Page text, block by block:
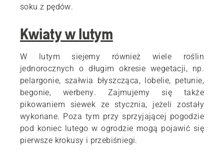
soku z pędów.
Kwiaty w lutym
W lutym siejemy również wiele roślin
jednorocznych o długim okresie wegetacji, np.
pelargonie, szałwia błyszcząca, lobelie, petunie,
begonie, werbeny. Zajmujemy się także
pikowaniem siewek ze stycznia, jeżeli zostały
wykonane. Poza tym przy sprzyjającej pogodzie
pod koniec lutego w ogrodzie mogą pojawić się
pierwsze krokusy i przebiśniegi.